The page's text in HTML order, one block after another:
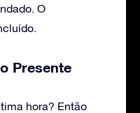
O
Presente
hora? Então